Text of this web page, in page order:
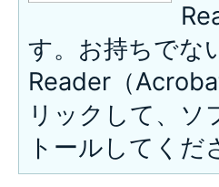
す。お持ちでな
Reader（
リックして、ソ
トールしてくだ